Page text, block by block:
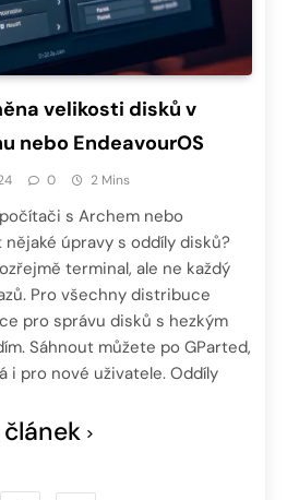
velikosti disků v
nebo EndeavourOS
0 2 Mins
s Archem nebo
úpravy s oddíly disků?
terminal, ale ne každý
Pro všechny distribuce
pro správu disků s hezkým
Sáhnout můžete po GParted,
i pro nové uživatele. Oddíly